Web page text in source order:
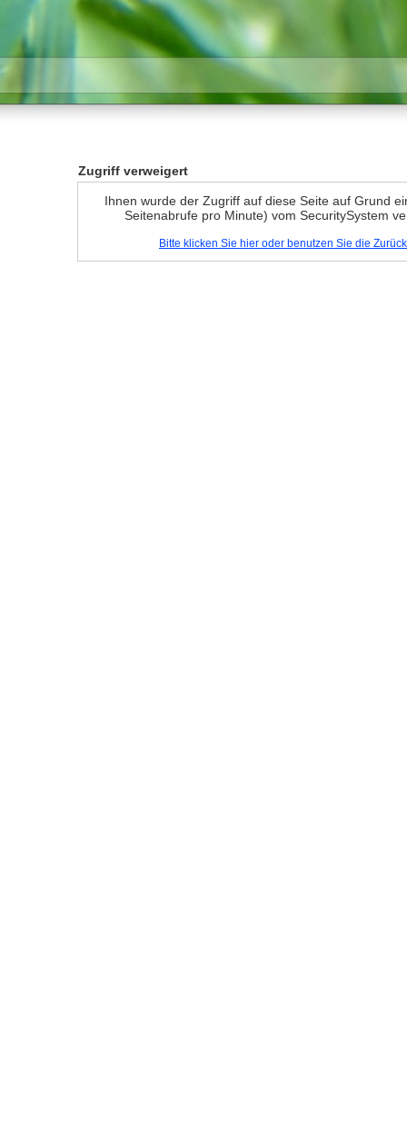
Zugriff verweigert
Ihnen wurde der Zugriff auf diese Seite auf Grund
Seitenabrufe pro Minute) vom SecuritySystem
Bitte klicken Sie hier oder benutzen Sie die